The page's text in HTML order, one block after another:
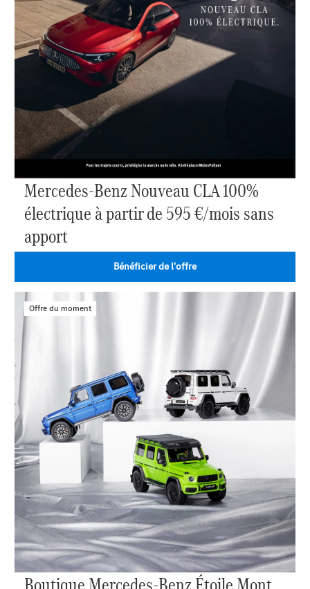
Mercedes-Benz Nouveau CLA 100%
électrique à partir de 595 €/mois sans
apport
Bénéficier de l'offre
Boutique Mercedes-Benz Étoile Mont
Offre du moment